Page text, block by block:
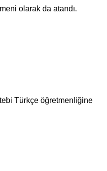
olarak da atandı.
Türkçe öğretmenliğine